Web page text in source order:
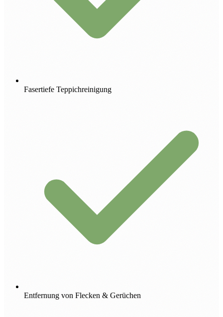
Fasertiefe Teppichreinigung
Entfernung von Flecken & Gerüchen